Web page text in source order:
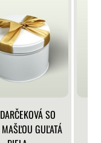
SO
GUĽATÁ